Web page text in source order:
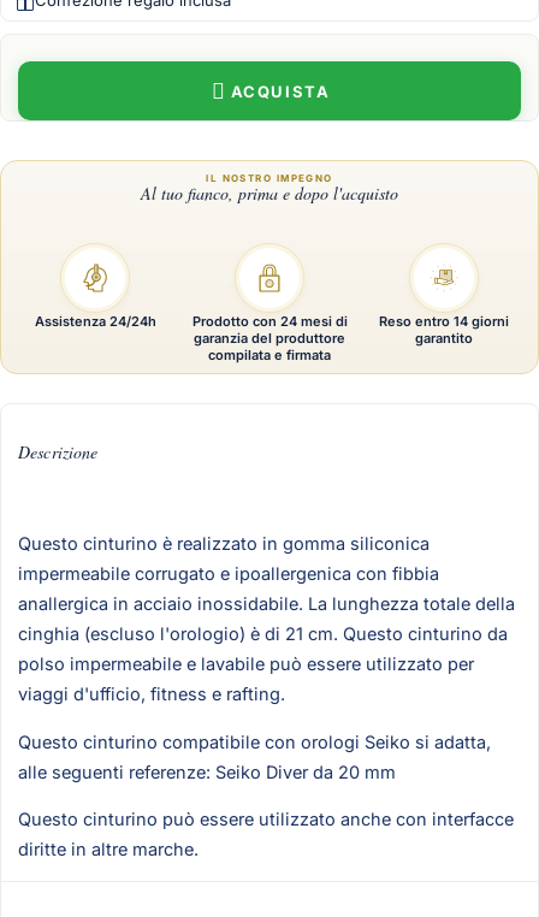
ACQUISTA
Descrizione
Questo cinturino è realizzato in gomma siliconica
impermeabile corrugato e ipoallergenica con fibbia
anallergica in acciaio inossidabile. La lunghezza totale della
cinghia (escluso l'orologio) è di 21 cm. Questo cinturino da
polso impermeabile e lavabile può essere utilizzato per
viaggi d'ufficio, fitness e rafting.
Questo cinturino compatibile con orologi Seiko si adatta,
alle seguenti referenze: Seiko Diver da 20 mm
Questo cinturino può essere utilizzato anche con interfacce
diritte in altre marche.
Assistenza 24/24h
Prodotto con 24 mesi di
garanzia del produttore
compilata e firmata
Reso entro 14 giorni
garantito